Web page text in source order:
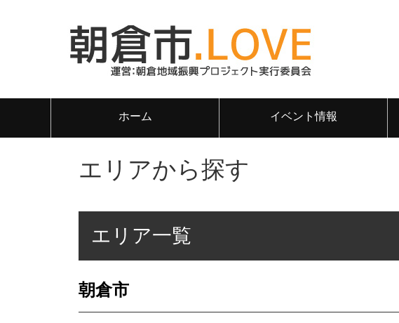
ホーム イベント情報
エリアから探す
エリア一覧
朝倉市